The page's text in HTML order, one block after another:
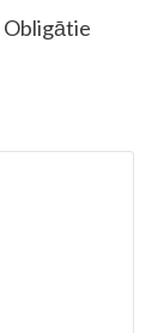
Obligātie